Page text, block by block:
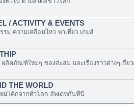
/ ACTIVITY & EVENTS
รม ความเคลื่อนไหว พาเที่ยว เกมส์
ผลิตภัณฑ์ใหม่ๆ ของสะสม และเรื่องราวต่างๆเกี่ย
THE WORLD
มโค้กจากทั่วโลก อัพเดทกันที่นี่